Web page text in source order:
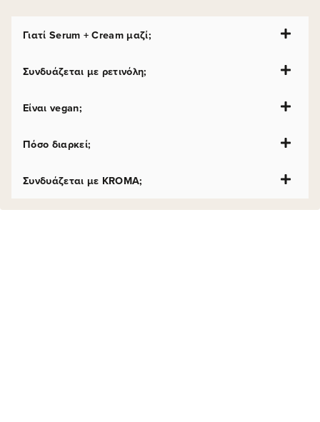
Γιατί Serum + Cream μαζί;
Συνδυάζεται με ρετινόλη;
Είναι vegan;
Πόσο διαρκεί;
Συνδυάζεται με KROMA;